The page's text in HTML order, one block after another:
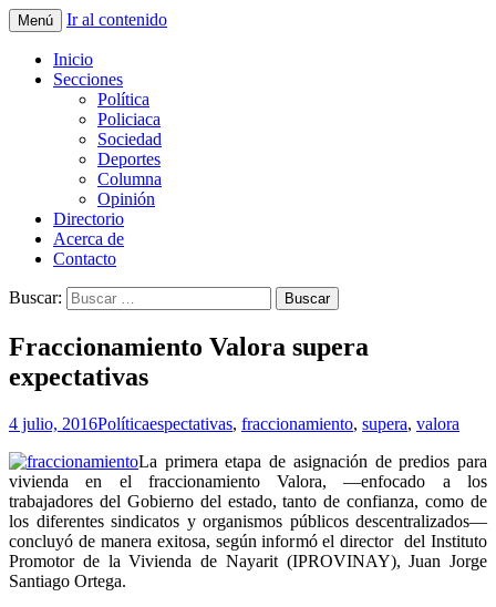
La Yunta de Tepic
Menú Ir al contenido
Inicio
Secciones
Política
Policiaca
Sociedad
Deportes
Columna
Opinión
Directorio
Acerca de
Contacto
Buscar:
Fraccionamiento Valora supera
expectativas
4 julio, 2016Políticaespectativas, fraccionamiento, supera, valora
La primera etapa de asignación de predios para
vivienda en el fraccionamiento Valora, —enfocado a los
trabajadores del Gobierno del estado, tanto de confianza, como de
los diferentes sindicatos y organismos públicos descentralizados—
concluyó de manera exitosa, según informó el director del Instituto
Promotor de la Vivienda de Nayarit (IPROVINAY), Juan Jorge
Santiago Ortega.